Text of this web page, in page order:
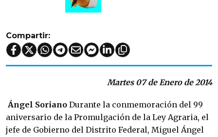
Compartir:
Martes 07 de Enero de 2014
Ángel Soriano Durante la conmemoración del 99
aniversario de la Promulgación de la Ley Agraria, el
jefe de Gobierno del Distrito Federal, Miguel Ángel